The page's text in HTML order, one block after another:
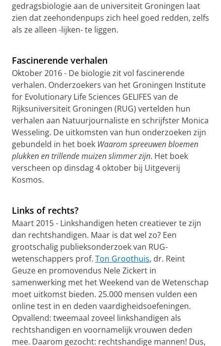
gedragsbiologie aan de universiteit Groningen laat
zien dat zeehondenpups zich heel goed redden, zelfs
als ze alleen -lijken- te liggen.
video te zien
Fascinerende verhalen
Oktober 2016 - De biologie zit vol fascinerende
verhalen. Onderzoekers van het Groningen Institute
for Evolutionary Life Sciences GELIFES van de
Rijksuniversiteit Groningen (RUG) vertelden hun
verhalen aan Natuurjournaliste en schrijfster Monica
Wesseling. De uitkomsten van hun onderzoeken zijn
gebundeld in het boek Waarom spreeuwen bloemen
plukken en trillende muizen slimmer zijn. Het boek
verscheen op dinsdag 4 oktober bij Uitgeverij
Kosmos.
Fascinerende verhalen van Groningse biologen in boek
video te zien
Links of rechts?
Maart 2015 - Linkshandigen heten creatiever te zijn
dan rechtshandigen. Maar is dat wel zo? Een
grootschalig publieksonderzoek van RUG-
wetenschappers prof. Ton Groothuis, dr. Reint
Geuze en promovendus Nele Zickert in
samenwerking met het Weekend van de Wetenschap
moet uitkomst bieden. 25.000 mensen vulden een
online test in en deden vaardigheidsoefeningen.
Opvallend: tweemaal zoveel linkshandigen als
rechtshandigen en voornamelijk vrouwen deden
mee. Daarom gezocht: rechtshandige mannen! Dus,